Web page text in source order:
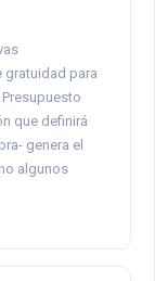
gratuidad para
que definirá
genera el
algunos